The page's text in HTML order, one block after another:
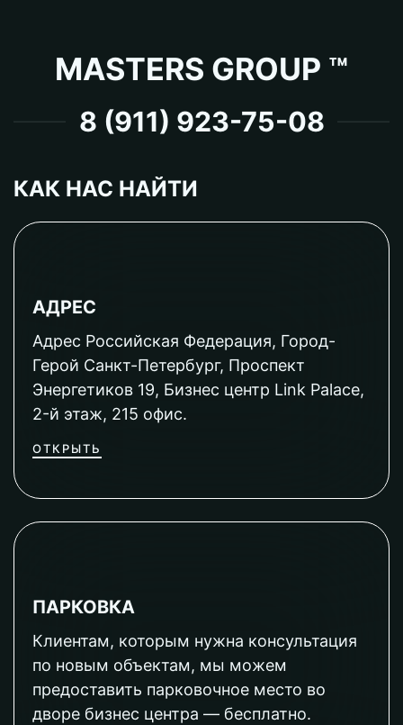
MASTERS GROUP ™
8 (911) 923-75-08
КАК НАС НАЙТИ
АДРЕС
Адрес Российская Федерация, Город-
Герой Санкт-Петербург, Проспект
Энергетиков 19, Бизнес центр Link Palace,
2-й этаж, 215 офис.
ОТКРЫТЬ
ПАРКОВКА
Клиентам, которым нужна консультация
по новым объектам, мы можем
предоставить парковочное место во
дворе бизнес центра — бесплатно.